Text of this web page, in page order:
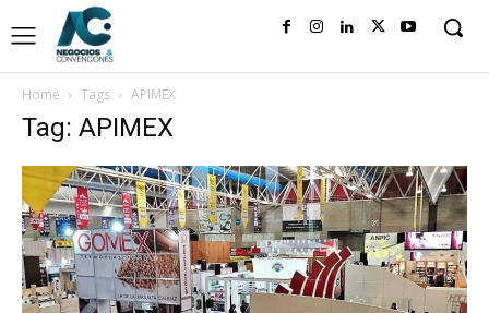
Home Tags APIMEX
Tag: APIMEX